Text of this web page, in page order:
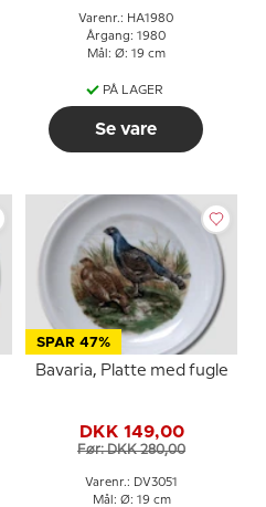
Varenr.: HA1980
Årgang: 1980
Mål: Ø: 19 cm
PÅ LAGER
Se vare
SPAR 47%
Bavaria, Platte med fugle
DKK 149,00
Før: DKK 280,00
Varenr.: DV3051
Mål: Ø: 19 cm